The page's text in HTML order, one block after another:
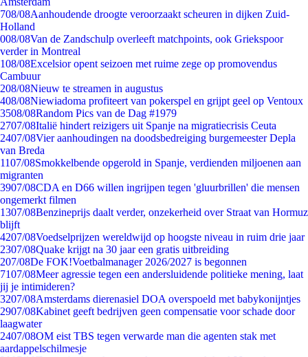
708/08Aanhoudende droogte veroorzaakt scheuren in dijken Zuid-
Holland
008/08Van de Zandschulp overleeft matchpoints, ook Griekspoor
verder in Montreal
108/08Excelsior opent seizoen met ruime zege op promovendus
Cambuur
208/08Nieuw te streamen in augustus
408/08Niewiadoma profiteert van pokerspel en grijpt geel op Ventoux
3508/08Random Pics van de Dag #1979
2707/08Italië hindert reizigers uit Spanje na migratiecrisis Ceuta
2407/08Vier aanhoudingen na doodsbedreiging burgemeester Depla
van Breda
1107/08Smokkelbende opgerold in Spanje, verdienden miljoenen aan
migranten
3907/08CDA en D66 willen ingrijpen tegen 'gluurbrillen' die mensen
ongemerkt filmen
1307/08Benzineprijs daalt verder, onzekerheid over Straat van Hormuz
blijft
4207/08Voedselprijzen wereldwijd op hoogste niveau in ruim drie jaar
2307/08Quake krijgt na 30 jaar een gratis uitbreiding
207/08De FOK!Voetbalmanager 2026/2027 is begonnen
7107/08Meer agressie tegen een andersluidende politieke mening, laat
jij je intimideren?
3207/08Amsterdams dierenasiel DOA overspoeld met babykonijntjes
2907/08Kabinet geeft bedrijven geen compensatie voor schade door
laagwater
2407/08OM eist TBS tegen verwarde man die agenten stak met
aardappelschilmesje